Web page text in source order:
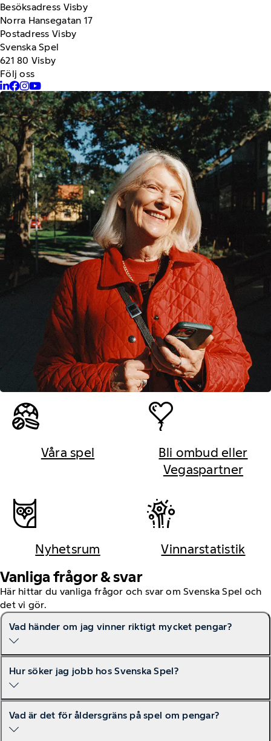
Besöksadress Visby
Norra Hansegatan 17
Postadress Visby
Svenska Spel
621 80 Visby
Följ oss
Våra spel
Bli ombud eller
Vegaspartner
Nyhetsrum Vinnarstatistik
Vanliga frågor & svar
Här hittar du vanliga frågor och svar om Svenska Spel och
det vi gör.
Vad händer om jag vinner riktigt mycket pengar?
Om du vinner en större summa kontaktar vi dig
personligen. Du får stöd i hur du hanterar vinsten och
du väljer själv om du vill vara anonym eller dela din
historia.
Läs mer om hur vi jobbar med storvinnarna
Hur söker jag jobb hos Svenska Spel?
På vår karriärsida hittar du alla lediga tjänster. Du kan
också läsa mer om hur det är att jobba på Svenska Spel,
Vad är det för åldersgräns på spel om pengar?